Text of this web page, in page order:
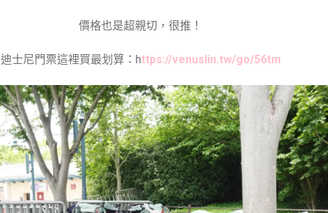
價格也是超親切，很推！
迪士尼門票這裡買最划算：https://venuslin.tw/go/56tm